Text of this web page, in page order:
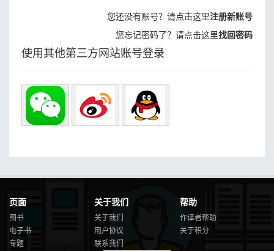
您还没有账号？请点击这里注册新账号
您忘记密码了？请点击这里找回密码
使用其他第三方网站账号登录
页面
图书
电子书
专题
关于我们
关于我们
用户协议
联系我们
帮助
作译者帮助
关于积分